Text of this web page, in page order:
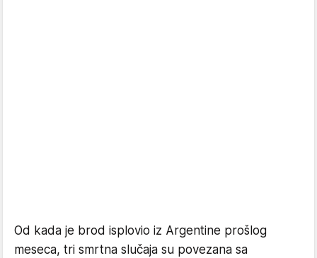
Od kada je brod isplovio iz Argentine prošlog
meseca, tri smrtna slučaja su povezana sa